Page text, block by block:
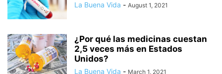
La Buena Vida - August 1, 2021
¿Por qué las medicinas cuestan
2,5 veces más en Estados
Unidos?
La Buena Vida - March 1, 2021